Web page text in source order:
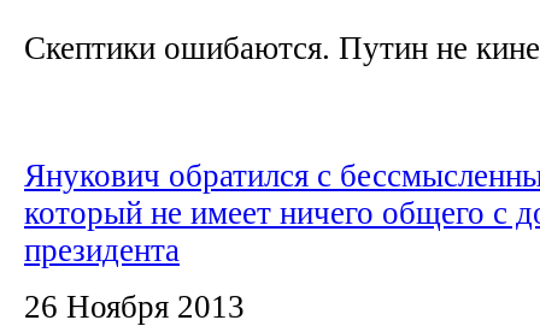
Скептики ошибаются. Путин не
Янукович обратился с
который не имеет ничего общего с
президента
26 Ноября 2013